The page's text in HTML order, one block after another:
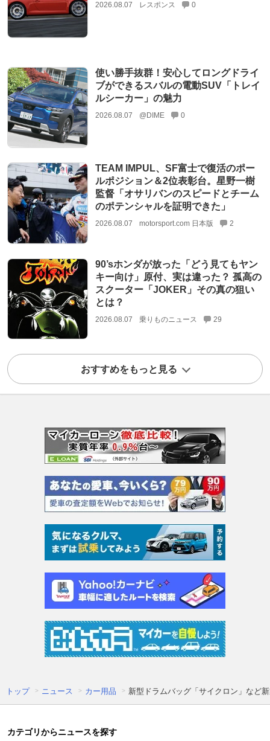
2026.08.07 レスポンス 0
使い勝手抜群！安心してロングドライ
ブができるスバルの電動SUV「トレイ
ルシーカー」の魅力
2026.08.07 @DIME 0
TEAM IMPUL、SF富士で復活のポー
ルポジション＆2位表彰台。星野一樹
監督「オサリバンのスピードとチーム
のポテンシャルを証明できた」
2026.08.07 motorsport.com 日本版 2
90’sホンダが放った「どう見てもヤン
キー向け」原付、実は違った？ 孤高の
スクーター「JOKER」その真の狙い
とは？
2026.08.07 乗りものニュース 29
おすすめをもっと見る
トップ ニュース カー用品 新型ドラムバッグ「サイクロン」など
カテゴリからニュースを探す